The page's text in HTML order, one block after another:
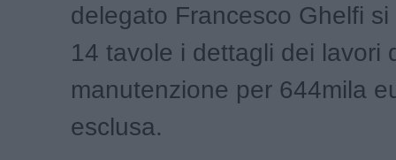
delegato Francesco Ghelfi
14 tavole i dettagli dei lavori
manutenzione per 644mila
esclusa.